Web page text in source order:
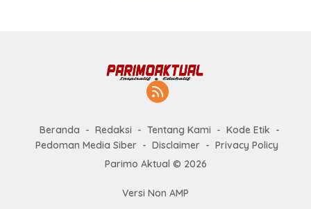
Beranda Redaksi Tentang Kami
Kode Etik
Pedoman Media Siber
Disclaimer
Privacy Policy
Parimo Aktual © 2026
Versi Non AMP